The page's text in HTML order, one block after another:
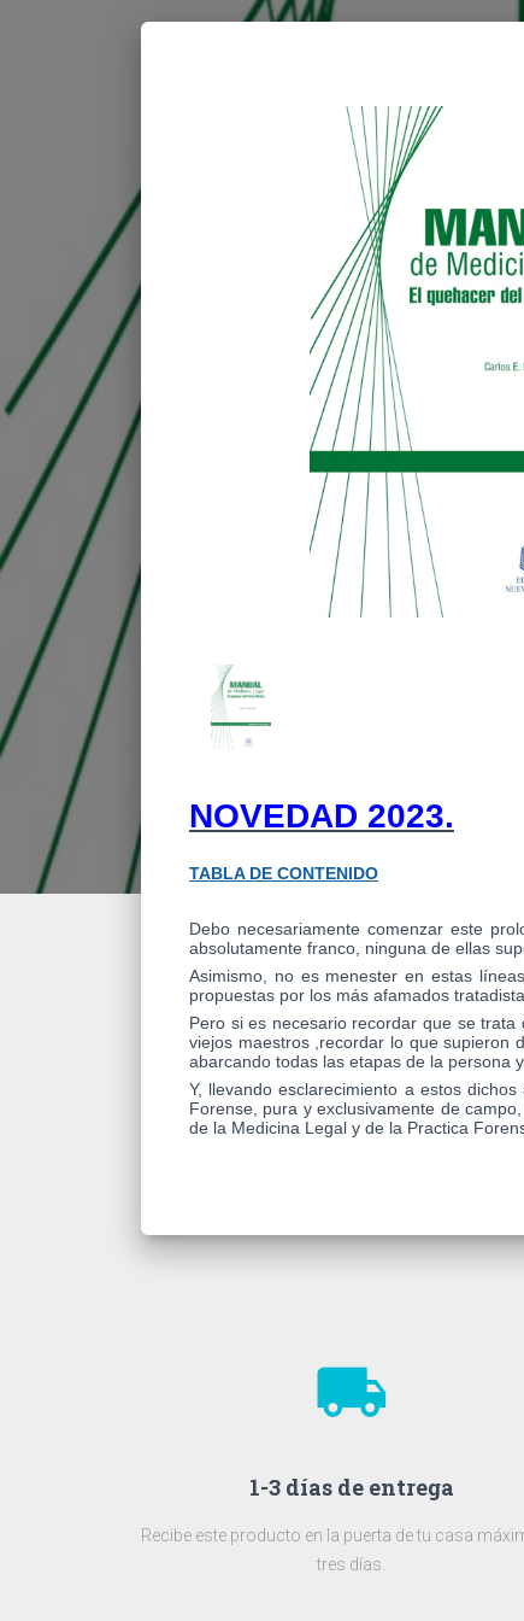
NOVEDAD 2023.
TABLA DE CONTENIDO
Debo necesariamente comenzar este
absolutamente franco, ninguna de ellas
Asimismo, no es menester en estas
propuestas por los más afamados
Pero si es necesario recordar que se
viejos maestros ,recordar lo que supieron
abarcando todas las etapas de la persona
Y, llevando esclarecimiento a estos
Forense, pura y exclusivamente de
de la Medicina Legal y de la Practica
local_shipping
1-3 días de entrega
Recibe este producto en la puerta de tu casa
tres días.